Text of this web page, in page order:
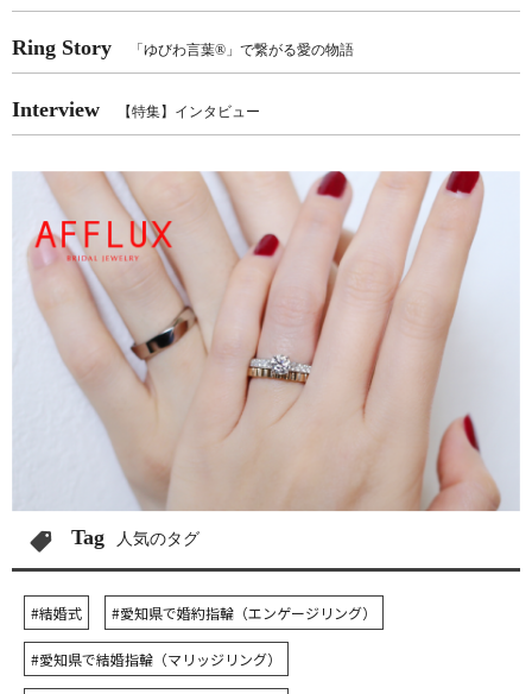
Ring Story 「ゆびわ言葉®」で繋がる愛の物語
Interview 【特集】インタビュー
Tag 人気のタグ
#結婚式 #愛知県で婚約指輪（エンゲージリング）
#愛知県で結婚指輪（マリッジリング）